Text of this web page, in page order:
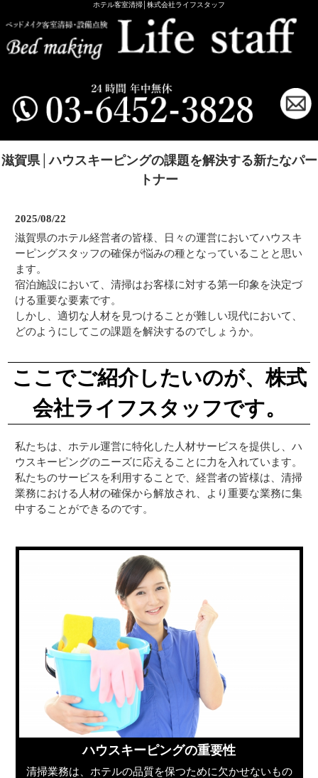
ホテル客室清掃│株式会社ライフスタッフ
滋賀県│ハウスキーピングの課題を解決する新たなパー
トナー
2025/08/22
滋賀県のホテル経営者の皆様、日々の運営においてハウスキ
ーピングスタッフの確保が悩みの種となっていることと思い
ます。
宿泊施設において、清掃はお客様に対する第一印象を決定づ
ける重要な要素です。
しかし、適切な人材を見つけることが難しい現代において、
どのようにしてこの課題を解決するのでしょうか。
ここでご紹介したいのが、株式
会社ライフスタッフです。
私たちは、ホテル運営に特化した人材サービスを提供し、ハ
ウスキーピングのニーズに応えることに力を入れています。
私たちのサービスを利用することで、経営者の皆様は、清掃
業務における人材の確保から解放され、より重要な業務に集
中することができるのです。
ハウスキーピングの重要性
清掃業務は、ホテルの品質を保つために欠かせないもの